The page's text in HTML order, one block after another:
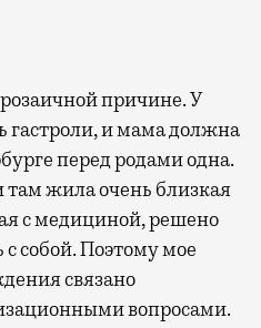
часто берет
но и ноутбук.
превращается
возможность
спланировать
например
причине. У
гастроли, и мама должна
перед родами одна.
жила очень близкая
с медициной, решено
собой. Поэтому мое
связано
вопросами.